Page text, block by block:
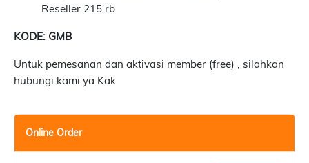
Reseller 215 rb
KODE: GMB
Untuk pemesanan dan aktivasi member (free) , silahkan
hubungi kami ya Kak
Online Order